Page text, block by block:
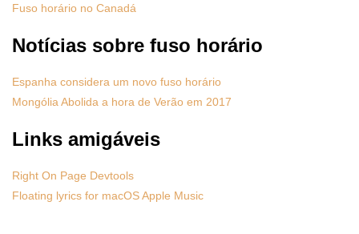
Fuso horário no Canadá
Notícias sobre fuso horário
Espanha considera um novo fuso horário
Mongólia Abolida a hora de Verão em 2017
Links amigáveis
Right On Page Devtools
Floating lyrics for macOS Apple Music